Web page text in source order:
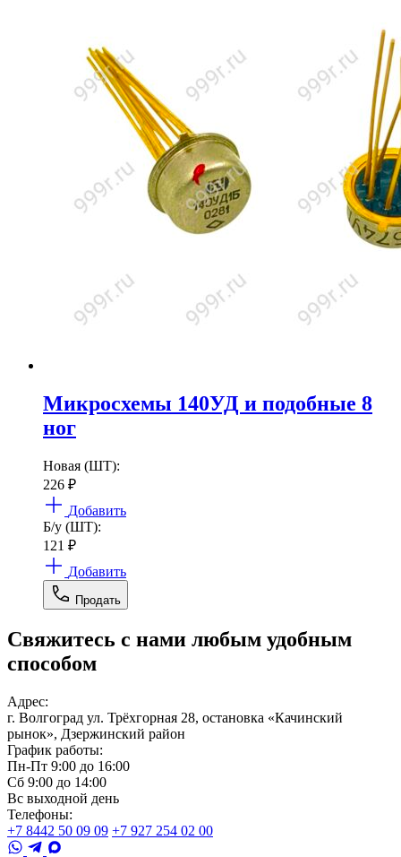
Микросхемы 140УД и подобные 8
ног
Новая (ШТ):
226 ₽
Добавить
Б/у (ШТ):
121 ₽
Добавить
Продать
Свяжитесь с нами любым удобным
способом
Адрес:
г. Волгоград ул. Трёхгорная 28, остановка «Качинский
рынок», Дзержинский район
График работы:
Пн-Пт 9:00 до 16:00
Сб 9:00 до 14:00
Вс выходной день
Телефоны:
+7 8442 50 09 09 +7 927 254 02 00